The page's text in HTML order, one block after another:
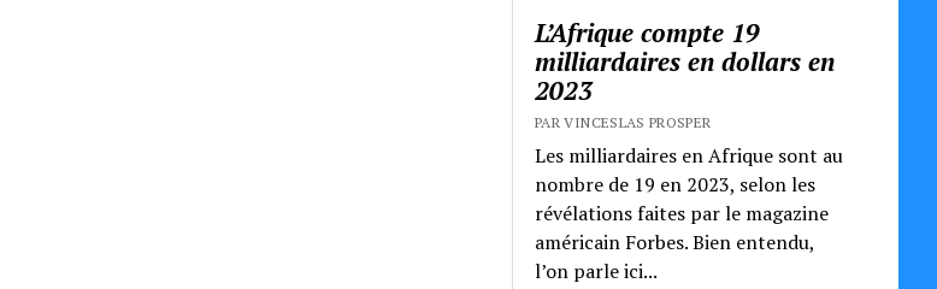
L’Afrique compte 19
milliardaires en dollars en
2023
PAR VINCESLAS PROSPER
Les milliardaires en Afrique sont au
nombre de 19 en 2023, selon les
révélations faites par le magazine
américain Forbes. Bien entendu,
l’on parle ici...